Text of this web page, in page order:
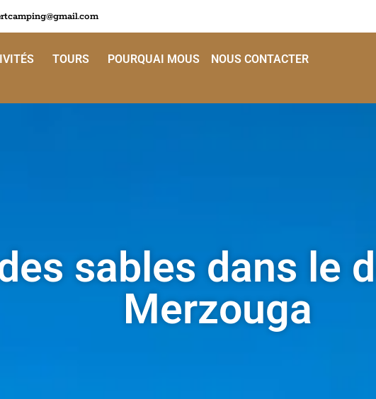
TOURS POURQUAI MOUS NOUS CONTACTER
sables dans le
Merzouga